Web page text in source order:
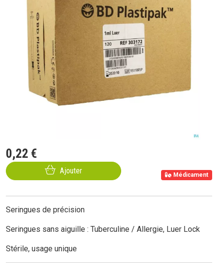
0,22 €
Ajouter Médicament
Seringues de précision
Seringues sans aiguille : Tuberculine / Allergie, Luer Lock
Stérile, usage unique